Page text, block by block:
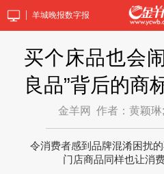
羊城晚报数字报
买个床品也会
良品”背后的商
金羊网 作者：黄颖琳
令消费者感到品牌混淆困扰
门店商品同样也让消费